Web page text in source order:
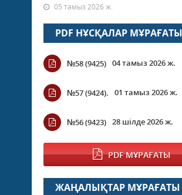
05 тамыз 2026 ж.
PDF НҰСҚАЛАР МҰРАҒАТЫ
№58 (9425) 04 тамыз 2026 ж.
№57 (9424). 01 тамыз 2026 ж.
№56 (9423) 28 шілде 2026 ж.
PDF МҰРАҒАТЫ
ЖАҢАЛЫҚТАР МҰРАҒАТЫ